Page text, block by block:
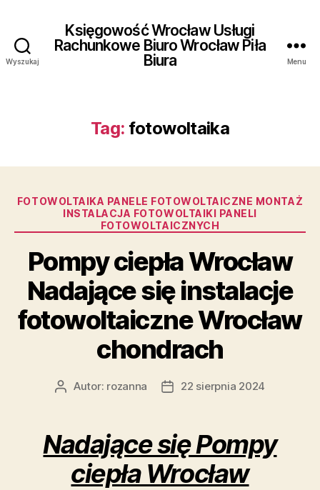
Wyszukaj
Księgowość Wrocław Usługi
Rachunkowe Biuro Wrocław Piła
Biura
Menu
Tag: fotowoltaika
Kategorie
FOTOWOLTAIKA PANELE FOTOWOLTAICZNE MONTAŻ
INSTALACJA FOTOWOLTAIKI PANELI
FOTOWOLTAICZNYCH
Pompy ciepła Wrocław
Nadające się instalacje
fotowoltaiczne Wrocław
chondrach
AutorAutor: rozanna
Data22 sierpnia 2024
Nadające się Pompy
ciepła Wrocław